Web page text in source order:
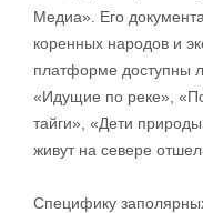
Медиа». Его
коренных народов и
платформе доступны
«Идущие по реке»,
тайги», «Дети
живут на севере
Специфику